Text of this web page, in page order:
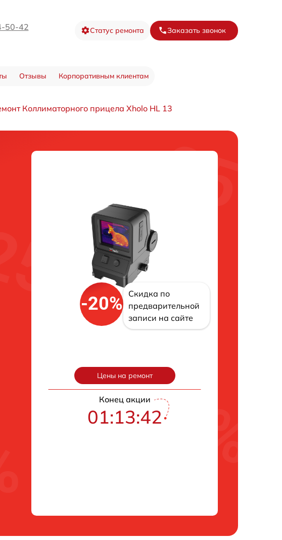
50-42 Статус ремонта Заказать звонок
Отзывы Корпоративным клиентам
Коллиматорного прицела Xholo HL 13
-20%
Скидка по
предварительной
записи на сайте
Цены на ремонт
Конец акции
01:13:42